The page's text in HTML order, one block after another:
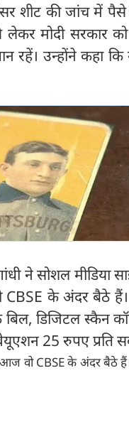
शीट की जांच में
लेकर मोदी सरकार
रहें। उन्होंने कहा
ने सोशल
CBSE के अंदर बैठे
बिल, डिजिटल स्कैन
25 रुपए प्रति
वो CBSE के अंदर बैठे